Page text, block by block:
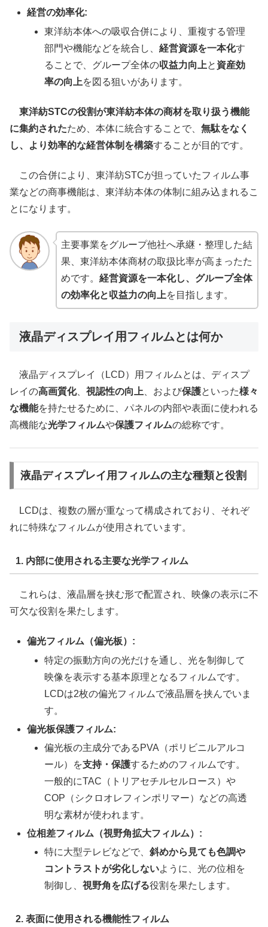
経営の効率化:
東洋紡本体への吸収合併により、重複する管理
部門や機能などを統合し、経営資源を一本化す
ることで、グループ全体の収益力向上と 資産効
率の向上を図る狙いがあります。
東洋紡STCの役割が東洋紡本体の商材を取り扱う機能
に集約されたため、本体に統合することで、 無駄をなく
し、より効率的な経営体制を構築することが目的です。
この合併により、東洋紡STCが担っていたフィルム事
業などの商事機能は、東洋紡本体の体制に組み込まれるこ
とになります。
主要事業をグループ他社へ承継・整理した結
果、東洋紡本体商材の取扱比率が高まったた
めです。 経営資源を一本化し、グループ全体
の効率化と収益力の向上を目指します。
液晶ディスプレイ用フィルムとは何か
液晶ディスプレイ（LCD）用フィルムとは、ディスプ
レイの高画質化、 視認性の向上 、および保護といった様々
な機能を持たせるために、パネルの内部や表面に使われる
高機能な光学フィルムや保護フィルムの総称です。
液晶ディスプレイ用フィルムの主な種類と役割
LCDは、複数の層が重なって構成されており、それぞ
れに特殊なフィルムが使用されています。
1. 内部に使用される主要な光学フィルム
これらは、液晶層を挟む形で配置され、映像の表示に不
可欠な役割を果たします。
偏光フィルム（偏光板）:
特定の振動方向の光だけを通し、光を制御して
映像を表示する基本原理となるフィルムです。
LCDは2枚の偏光フィルムで液晶層を挟んでいま
す。
偏光板保護フィルム:
偏光板の主成分であるPVA（ポリビニルアルコ
ール）を支持・保護するためのフィルムです。
一般的にTAC（トリアセチルセルロース）や
COP（シクロオレフィンポリマー）などの高透
明な素材が使われます。
位相差フィルム（視野角拡大フィルム）:
特に大型テレビなどで、斜めから見ても色調や
コントラストが劣化しないように、光の位相を
制御し、視野角を広げる役割を果たします。
2. 表面に使用される機能性フィルム